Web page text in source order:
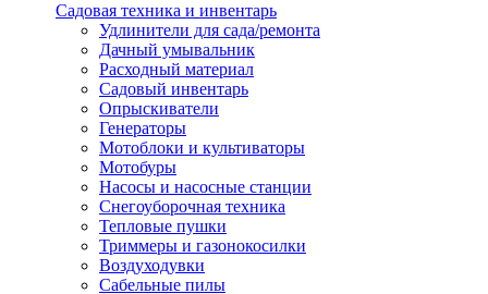
Садовая техника и инвентарь
Удлинители для сада/ремонта
Дачный умывальник
Расходный материал
Садовый инвентарь
Опрыскиватели
Генераторы
Мотоблоки и культиваторы
Мотобуры
Насосы и насосные станции
Снегоуборочная техника
Тепловые пушки
Триммеры и газонокосилки
Воздуходувки
Сабельные пилы